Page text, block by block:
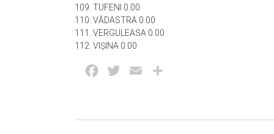
TUFENI 0.00
VĂDASTRA 0.00
VERGULEASA 0.00
VIŞINA 0.00
Facebook
Twitter Email